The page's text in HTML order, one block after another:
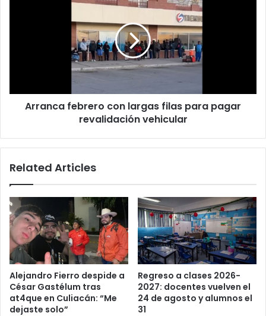
vehicular
Arranca febrero con largas filas para pagar
revalidación vehicular
Related Articles
Alejandro Fierro despide a
César Gastélum tras
at4que en Culiacán: “Me
dejaste solo”
Regreso a clases 2026-
2027: docentes vuelven el
24 de agosto y alumnos el
31